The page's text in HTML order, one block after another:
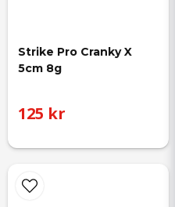
Strike Pro Cranky X
5cm 8g
125 kr